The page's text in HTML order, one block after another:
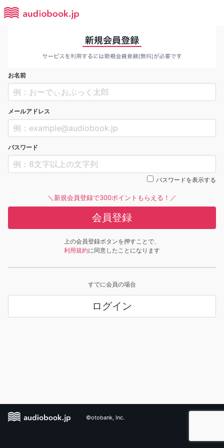
お名前
メールアドレス
パスワード
パスワードを表示する
＼新規会員登録で300ポイントもらえる！／
会員登録
上の会員登録ボタンを押すことで、
利用規約に同意したことになります
すでに会員の場合
ログイン
©otobank, Inc.